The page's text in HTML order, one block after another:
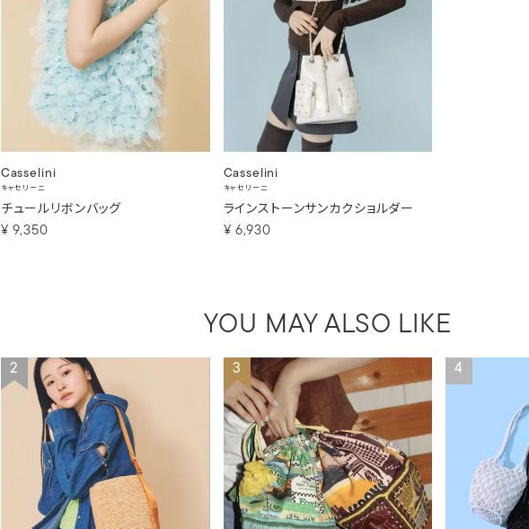
Casselini
キャセリーニ
チュールリボンバッグ
¥ 9,350
Casselini
キャセリーニ
ラインストーンサンカクショルダー
¥ 6,930
YOU MAY ALSO LIKE
2 3 4